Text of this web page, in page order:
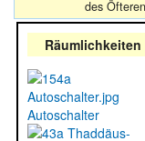
des
Räumlichkeiten
Autoschalter